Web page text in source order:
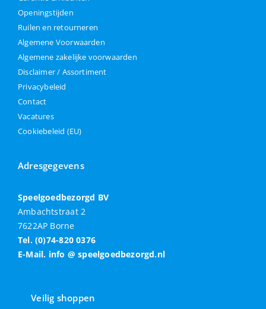
Openingstijden
Ruilen en retourneren
Algemene Voorwaarden
Algemene zakelijke voorwaarden
Disclaimer / Assortiment
Privacybeleid
Contact
Vacatures
Cookiebeleid (EU)
Adresgegevens
Speelgoedbezorgd BV
Ambachtstraat 2
7622AP Borne
Tel. (0)74-820 0376
E-Mail. info @ speelgoedbezorgd.nl
Veilig shoppen